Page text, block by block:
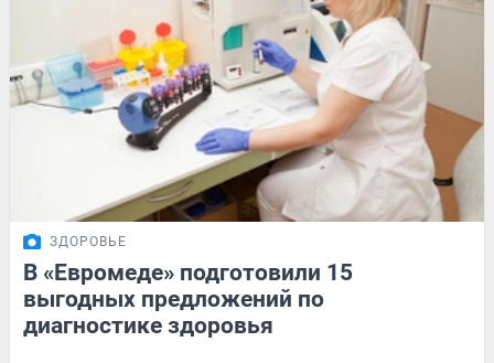
ЗДОРОВЬЕ
В «Евромеде» подготовили 15
выгодных предложений по
диагностике здоровья